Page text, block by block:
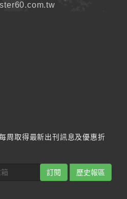
周取得最新出刊訊息及優惠折
訂閱 歷史報區